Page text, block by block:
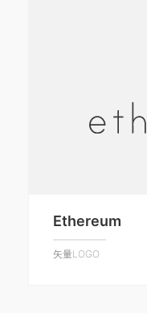
Ethereum
矢量LOGO